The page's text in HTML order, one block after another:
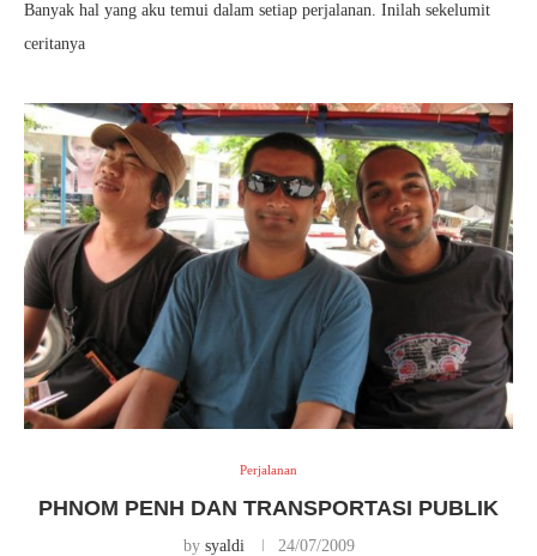
Banyak hal yang aku temui dalam setiap perjalanan. Inilah sekelumit
ceritanya
Perjalanan
PHNOM PENH DAN TRANSPORTASI PUBLIK
by syaldi 24/07/2009